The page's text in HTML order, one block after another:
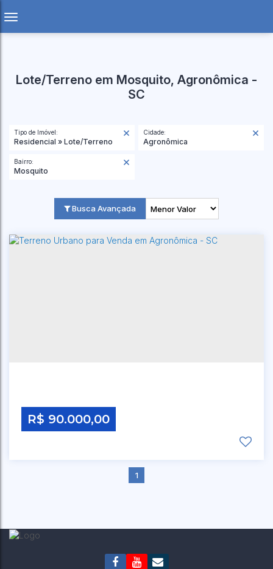
Lote/Terreno em Mosquito, Agronômica -
SC
Tipo de Imóvel:
Residencial » Lote/Terreno
Cidade:
Agronômica
Bairro:
Mosquito
Busca Avançada
R$ 90.000,00
CEP: 00000-000,RUA SETE DE SETEMBRO
AGRONÔMICA
1